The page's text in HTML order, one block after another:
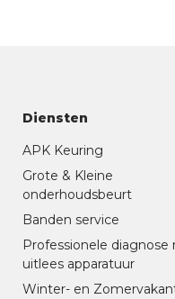
Diensten
APK Keuring
Grote & Kleine
onderhoudsbeurt
Banden service
Professionele diagnose
uitlees apparatuur
Winter- en